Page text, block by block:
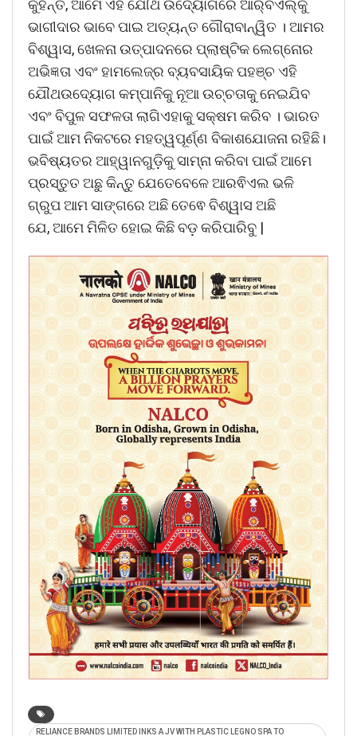
କୁହନ୍ତି, ଆମେ ଏହି ଯୌଥ ଉଦ୍ୟୋଗରେ ଆର୍‌ବିଏଲ୍‌କୁ
ଭାଗୀଦାର ଭାବେ ପାଇ ଅତ୍ୟନ୍ତ ଗୌରାବାନ୍ୱିତ । ଆମର
ବିଶ୍ୱାସ, ଖେଳନା ଉତ୍ପାଦନରେ ପ୍ଲାଷ୍ଟିକ ଲେଗ୍ନୋର
ଅଭିଜ୍ଞତା ଏବଂ ହାମଲେଜ୍‌ର ବ୍ୟବସାୟିକ ପହଞ୍ଚ ଏହି
ଯୌଥଉଦ୍ୟୋଗ କମ୍ପାନିକୁ ନୂଆ ଉଚ୍ଚତାକୁ ନେଇଯିବ
ଏବଂ ବିପୁଳ ସଫଳତା ଲାଗିଏହାକୁ ସକ୍ଷମ କରିବ । ଭାରତ
ପାଇଁ ଆମ ନିକଟରେ ମହତ୍ୱପୂର୍ଣ୍ଣ ବିକାଶଯୋଜନା ରହିଛି।
ଭବିଷ୍ୟତର ଆହ୍ୱାନଗୁଡ଼ିକୁ ସାମ୍ନା କରିବା ପାଇଁ ଆମେ
ପ୍ରସ୍ତୁତ ଅଛୁ କିନ୍ତୁ ଯେତେବେଳେ ଆରଵିଏଲ ଭଳି
ଗ୍ରୁପ ଆମ ସାଙ୍ଗରେ ଅଛି ତେଵେ ବିଶ୍ୱାସ ଅଛି
ଯେ, ଆମେ ମିଳିତ ହୋଇ କିଛି ବଡ଼ କରିପାରିବୁ |
RELIANCE BRANDS LIMITED INKS A JV WITH PLASTIC LEGNO SPA TO